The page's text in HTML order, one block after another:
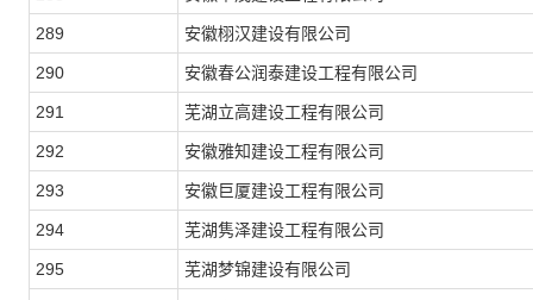
289 安徽栩汉建设有限公司
290 安徽春公润泰建设工程有限公司
291 芜湖立高建设工程有限公司
292 安徽雅知建设工程有限公司
293 安徽巨厦建设工程有限公司
294 芜湖隽泽建设工程有限公司
295 芜湖梦锦建设有限公司